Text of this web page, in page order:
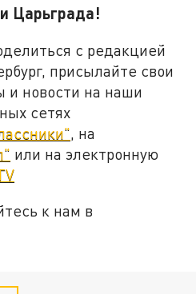
Царьграда!
с редакцией
присылайте свои
и новости на наши
сетях
, на
или на электронную
к нам в